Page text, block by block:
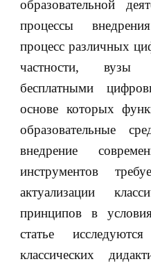
образовательной
процессы
процесс различных
частности, вузы
бесплатными
основе которых
образовательные
внедрение
инструментов
актуализации
принципов в
статье
классических